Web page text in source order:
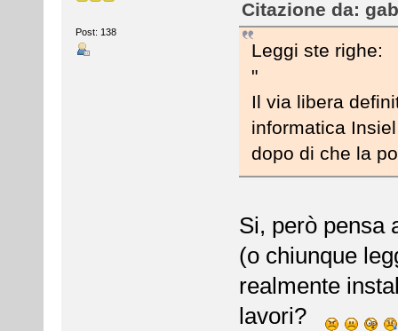
Post: 138
Citazione da:
Leggi ste righe:
"
Il via libera
informatica
dopo di che la
Si, però pensa
(o chiunque
realmente
lavori?